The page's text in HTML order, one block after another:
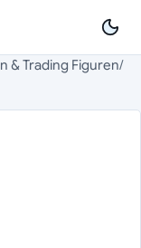
& Trading Figuren/